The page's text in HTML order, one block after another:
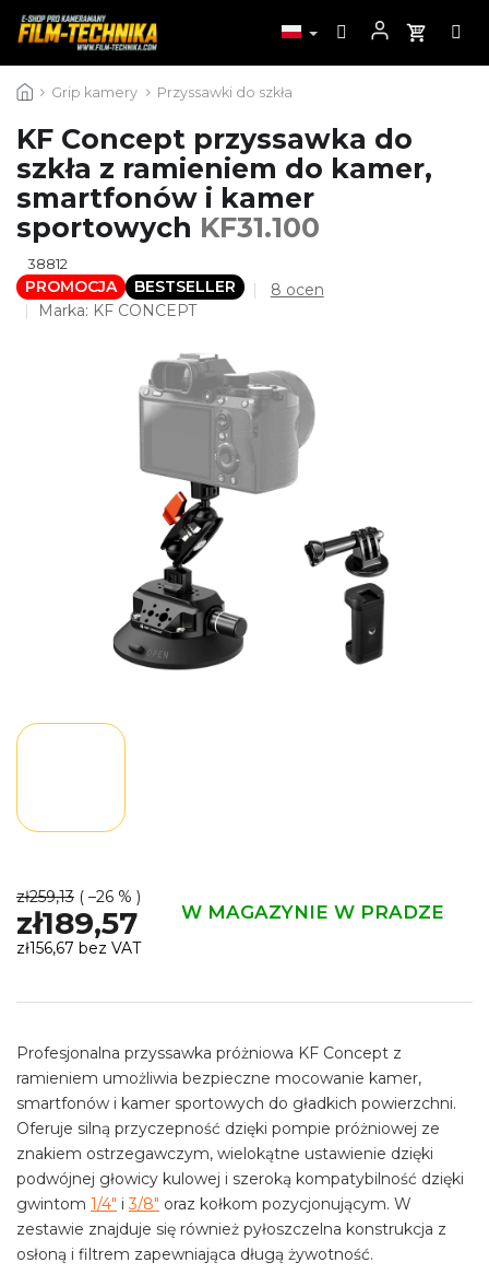
do
Grip kamery Przyssawki do szkła
KF Concept przyssawka do
szkła z ramieniem do kamer,
smartfonów i kamer
sportowych KF31.100
38812
PROMOCJA BESTSELLER
Średnia
5,0
na
gwiazdek.
8 ocen
Marka: KF CONCEPT
zł259,13 ( –26 % )
zł189,57 W MAGAZYNIE W PRADZE
zł156,67 bez VAT
jednostkowa:
Profesjonalna przyssawka próżniowa KF Concept z
ramieniem umożliwia bezpieczne mocowanie kamer,
smartfonów i kamer sportowych do gładkich powierzchni.
Oferuje silną przyczepność dzięki pompie próżniowej ze
znakiem ostrzegawczym, wielokątne ustawienie dzięki
podwójnej głowicy kulowej i szeroką kompatybilność dzięki
gwintom 1/4" i3/8" oraz kołkom pozycjonującym. W
zestawie znajduje się również pyłoszczelna konstrukcja z
osłoną i filtrem zapewniająca długą żywotność.